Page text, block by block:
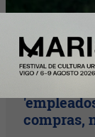
Plus
Las
compras,